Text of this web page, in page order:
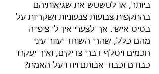
ביותר, או לטשטש את שגיאותיהם
בהתקפות צבועות צבעוניות ושקריות על
בסיס אישי. אך לצערי אין לי ציפייה
מהם כלל, שהרי השוחד יעוור עיני
חכמים ויסלף דברי צדיקים, ואיך יעקרו
כבודם וכבוד אבותם ויודו על האמת?